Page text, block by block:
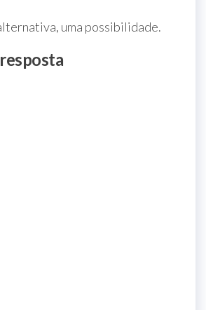
uma possibilidade.